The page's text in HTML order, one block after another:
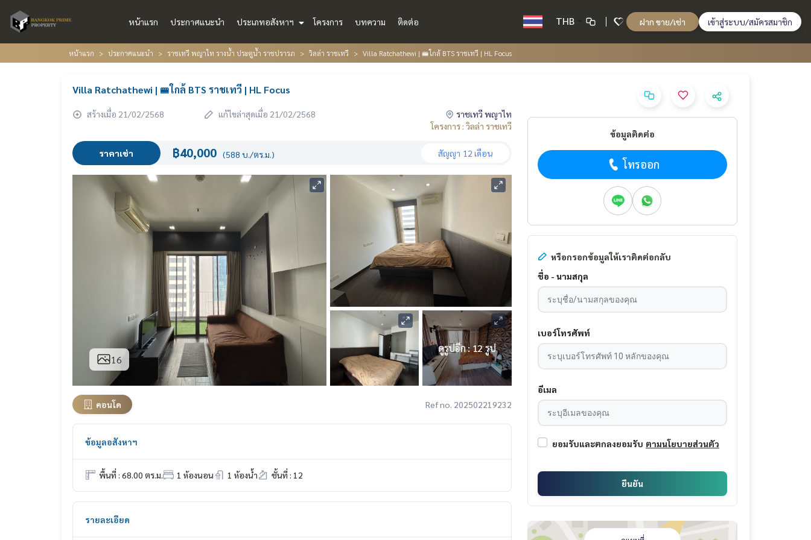
หน้าแรก ประกาศแนะนำ ประเภทอสังหาฯ โครงการ บทความ ติดต่อ THB ฝาก ขาย/เช่า เข้าสู่ระบบ/สมัครสมาชิก
หน้าแรก ประกาศแนะนำ ราชเทวี พญาไท รางน้ำ ประตูน้ำ ราชปรารภ วิลล่า ราชเทวี Villa Ratchathewi | 🚝ใกล้ BTS ราชเทวี | HL Focus
Villa Ratchathewi | 🚝ใกล้ BTS ราชเทวี | HL Focus
สร้างเมื่อ 21/02/2568 แก้ไขล่าสุดเมื่อ 21/02/2568
ราชเทวี พญาไท
โครงการ : วิลล่า ราชเทวี
ราคาเช่า ฿40,000 (588 บ./ตร.ม.) สัญญา 12 เดือน
16
ดูรูปอีก : 12 รูป
คอนโด Ref no. 202502219232
ข้อมูลอสังหาฯ
พื้นที่ : 68.00 ตร.ม. 1 ห้องนอน 1 ห้องน้ำ ชั้นที่ : 12
รายละเอียด
ข้อมูลติดต่อ
โทรออก
หรือกรอกข้อมูลให้เราติดต่อกลับ
ชื่อ - นามสกุล
เบอร์โทรศัพท์
อีเมล
ยอมรับและตกลงยอมรับ ตามนโยบายส่วนตัว
ยืนยัน